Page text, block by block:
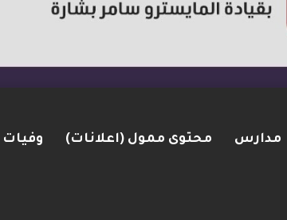
مدارس محتوى ممول (اعلانات) وفيات